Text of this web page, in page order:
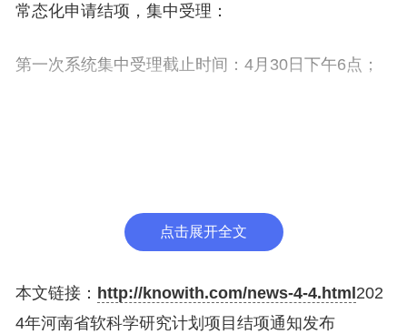
常态化申请结项，集中受理：
第一次系统集中受理截止时间：4月30日下午6点；
（一）2022、2023、2024年度的省软科学研究计划
（二）2023年集中结项未通过的项目。
点击展开全文
本文链接： http://knowith.com/news-4-4.html 202
4年河南省软科学研究计划项目结项通知发布